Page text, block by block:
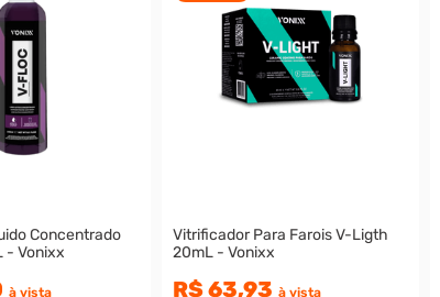
Concentrado
- Vonixx
à vista
Vitrificador Para Farois V-Ligth
20mL - Vonixx
R$ 63,93 à vista